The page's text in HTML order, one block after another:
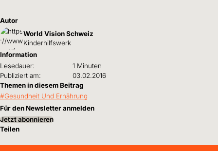
Autor
World Vision Schweiz
Kinderhilfswerk
Information
Lesedauer:
1 Minuten
Publiziert am:
03.02.2016
Themen in diesem Beitrag
Gesundheit Und Ernährung
Für den Newsletter anmelden
Jetzt abonnieren
Teilen